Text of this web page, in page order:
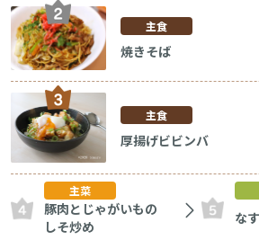
主食
焼きそば
主食
厚揚げビビンバ
主菜
豚肉とじゃがいもの
しそ炒め
な